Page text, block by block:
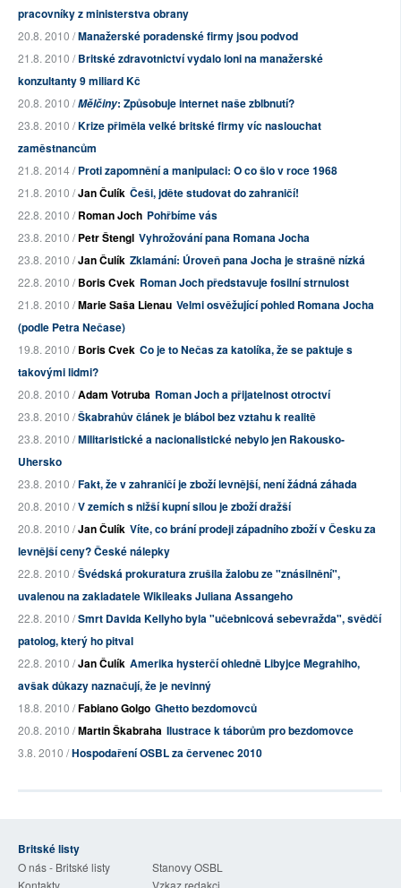
pracovníky z ministerstva obrany
20.8. 2010 /Manažerské poradenské firmy jsou podvod
21.8. 2010 /Britské zdravotnictví vydalo loni na manažerské
konzultanty 9 miliard Kč
20.8. 2010 /Mělčiny: Způsobuje internet naše zblbnutí?
23.8. 2010 /Krize přiměla velké britské firmy víc naslouchat
zaměstnancům
21.8. 2014 /Proti zapomnění a manipulaci: O co šlo v roce 1968
21.8. 2010 /Jan Čulík Češi, jděte studovat do zahraničí!
22.8. 2010 /Roman Joch Pohřbíme vás
23.8. 2010 /Petr Štengl Vyhrožování pana Romana Jocha
23.8. 2010 /Jan Čulík Zklamání: Úroveň pana Jocha je strašně nízká
22.8. 2010 /Boris Cvek Roman Joch představuje fosilní strnulost
21.8. 2010 /Marie Saša Lienau Velmi osvěžující pohled Romana Jocha
(podle Petra Nečase)
19.8. 2010 /Boris Cvek Co je to Nečas za katolíka, že se paktuje s
takovými lidmi?
20.8. 2010 /Adam Votruba Roman Joch a přijatelnost otroctví
23.8. 2010 /Škabrahův článek je blábol bez vztahu k realitě
23.8. 2010 /Militaristické a nacionalistické nebylo jen Rakousko-
Uhersko
23.8. 2010 /Fakt, že v zahraničí je zboží levnější, není žádná záhada
20.8. 2010 /V zemích s nižší kupní silou je zboží dražší
20.8. 2010 /Jan Čulík Víte, co brání prodeji západního zboží v Česku za
levnější ceny? České nálepky
22.8. 2010 /Švédská prokuratura zrušila žalobu ze "znásilnění",
uvalenou na zakladatele Wikileaks Juliana Assangeho
22.8. 2010 /Smrt Davida Kellyho byla "učebnicová sebevražda", svědčí
patolog, který ho pitval
22.8. 2010 /Jan Čulík Amerika hysterčí ohledně Libyjce Megrahiho,
avšak důkazy naznačují, že je nevinný
18.8. 2010 /Fabiano Golgo Ghetto bezdomovců
20.8. 2010 /Martin Škabraha Ilustrace k táborům pro bezdomovce
3.8. 2010 /Hospodaření OSBL za červenec 2010
Britské listy
O nás - Britské listy
Stanovy OSBL
Kontakty
Vzkaz redakci